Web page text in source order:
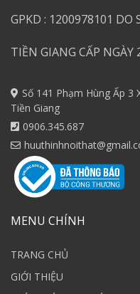
GPKD : 1200978101 DO
TIỀN GIANG CẤP
Số 141 Phạm Hùng Ấp 3
Tiền Giang
0906.345.687
MENU CHÍNH
TRANG CHỦ
GIỚI THIỆU